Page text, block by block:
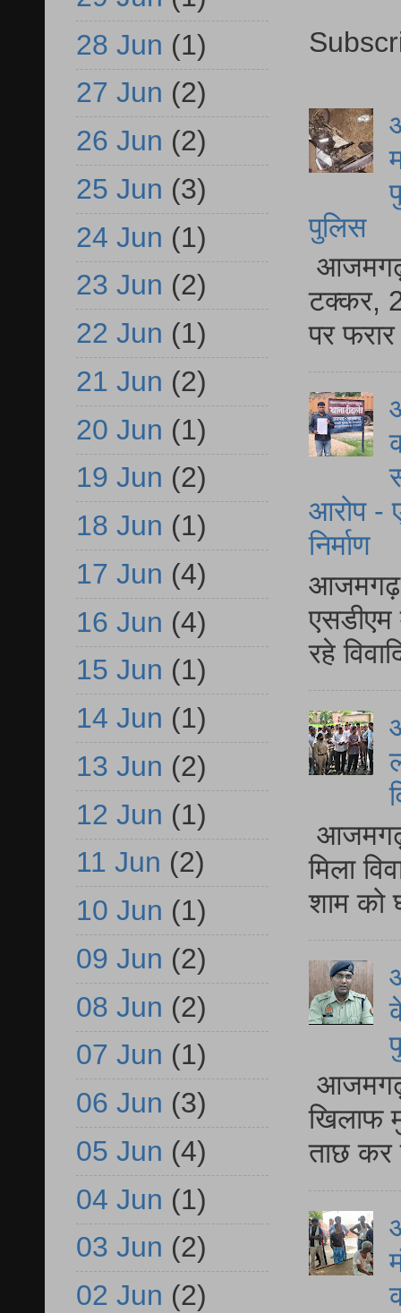
पुलिस
आजमगढ़
टक्कर,
पर
आरोप -
निर्माण
आजमगढ़
एसडीएम
रहे
आजमगढ़
मिला
शाम को
आजमगढ़
खिलाफ
ताछ कर
28 Jun (1)
27 Jun (2)
26 Jun (2)
25 Jun (3)
24 Jun (1)
23 Jun (2)
22 Jun (1)
21 Jun (2)
20 Jun (1)
19 Jun (2)
18 Jun (1)
17 Jun (4)
16 Jun (4)
15 Jun (1)
14 Jun (1)
13 Jun (2)
12 Jun (1)
11 Jun (2)
10 Jun (1)
09 Jun (2)
08 Jun (2)
07 Jun (1)
06 Jun (3)
05 Jun (4)
04 Jun (1)
03 Jun (2)
02 Jun (2)